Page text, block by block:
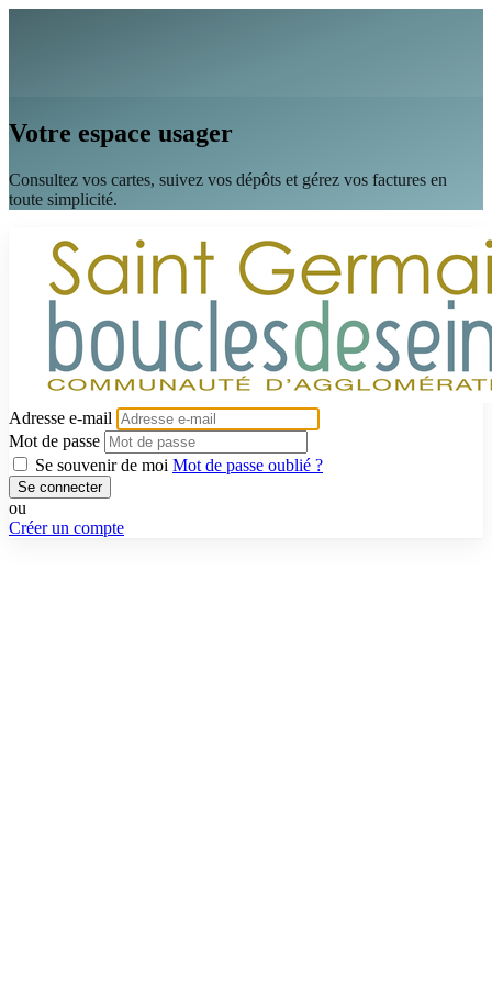
Votre espace usager
Consultez vos cartes, suivez vos dépôts et gérez vos factures en
toute simplicité.
Adresse e-mail
Mot de passe
Se souvenir de moi Mot de passe oublié ?
Se connecter
ou
Créer un compte